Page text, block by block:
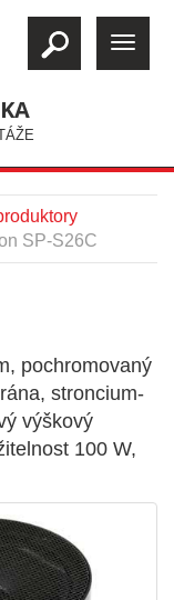
SP-S26C
pochromovaný
stroncium-
výškový
100 W,